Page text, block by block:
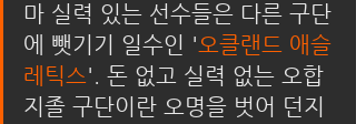
마 실력 있는 선수들은 다른 구단
에 뺏기기 일수인 '오클랜드 애슬
레틱스'. 돈 없고 실력 없는 오합
지졸 구단이란 오명을 벗어 던지